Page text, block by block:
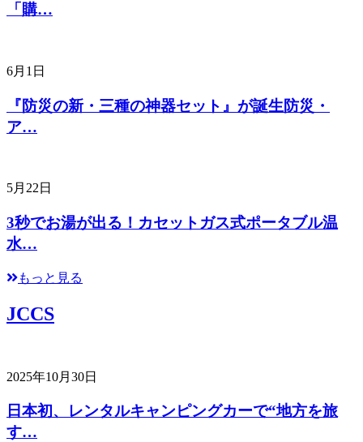
「購…
6月1日
『防災の新・三種の神器セット』が誕生防災・
ア…
5月22日
3秒でお湯が出る！カセットガス式ポータブル温
水…
もっと見る
JCCS
2025年10月30日
日本初、レンタルキャンピングカーで“地方を旅
す…